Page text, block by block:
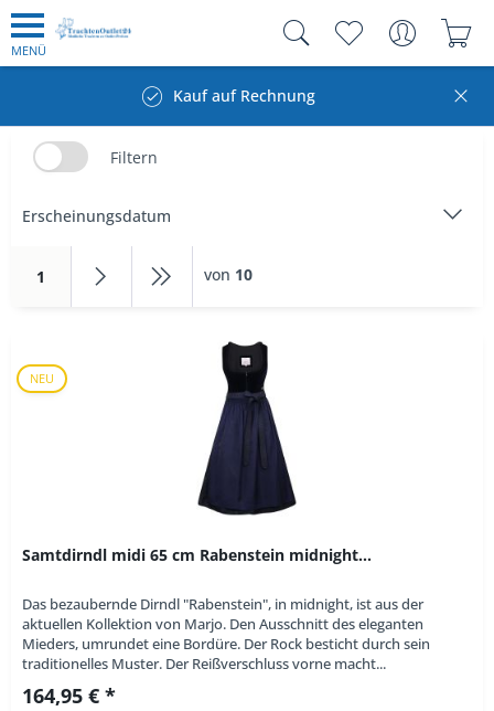
MENÜ
Kauf auf Rechnung
Filtern
1 von 10
NEU
Samtdirndl midi 65 cm Rabenstein midnight...
Das bezaubernde Dirndl "Rabenstein", in midnight, ist aus der
aktuellen Kollektion von Marjo. Den Ausschnitt des eleganten
Mieders, umrundet eine Bordüre. Der Rock besticht durch sein
traditionelles Muster. Der Reißverschluss vorne macht...
164,95 € *